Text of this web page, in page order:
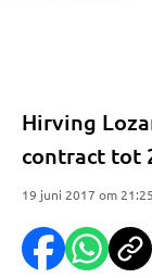
Hirving
contract tot
19 juni 2017 om